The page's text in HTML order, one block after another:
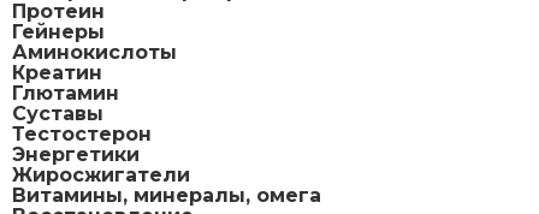
Протеин
Гейнеры
Аминокислоты
Креатин
Глютамин
Суставы
Тестостерон
Энергетики
Жиросжигатели
Витамины, минералы, омега